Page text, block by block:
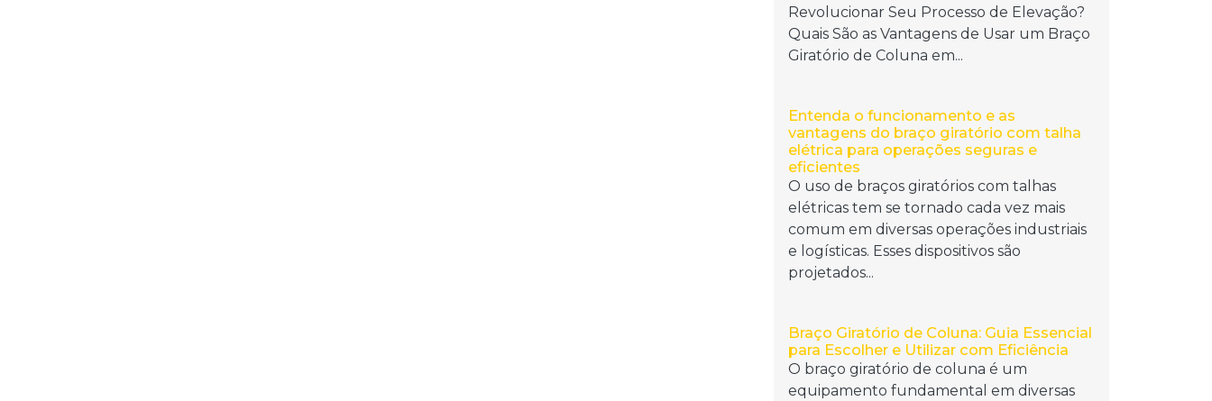
Revolucionar Seu Processo de Elevação?
Quais São as Vantagens de Usar um Braço
Giratório de Coluna em...
Entenda o funcionamento e as
vantagens do braço giratório com talha
elétrica para operações seguras e
eficientes
O uso de braços giratórios com talhas
elétricas tem se tornado cada vez mais
comum em diversas operações industriais
e logísticas. Esses dispositivos são
projetados...
Braço Giratório de Coluna: Guia Essencial
para Escolher e Utilizar com Eficiência
O braço giratório de coluna é um
equipamento fundamental em diversas